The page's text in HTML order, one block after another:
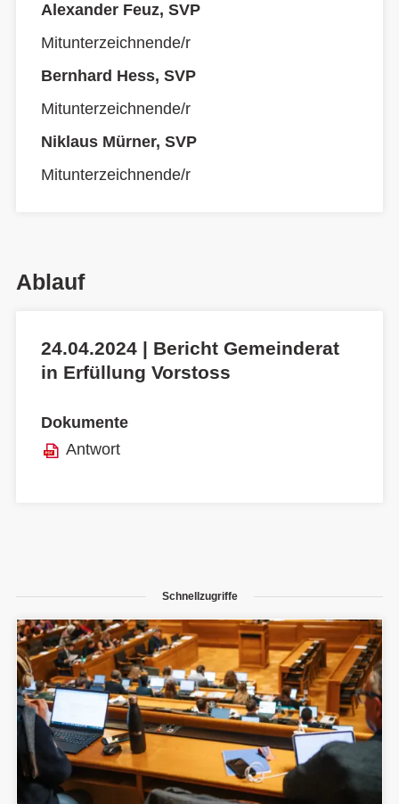
Alexander Feuz, SVP
Mitunterzeichnende/r
Bernhard Hess, SVP
Mitunterzeichnende/r
Niklaus Mürner, SVP
Mitunterzeichnende/r
Ablauf
24.04.2024 | Bericht Gemeinderat
in Erfüllung Vorstoss
Dokumente
Antwort
Schnellzugriffe